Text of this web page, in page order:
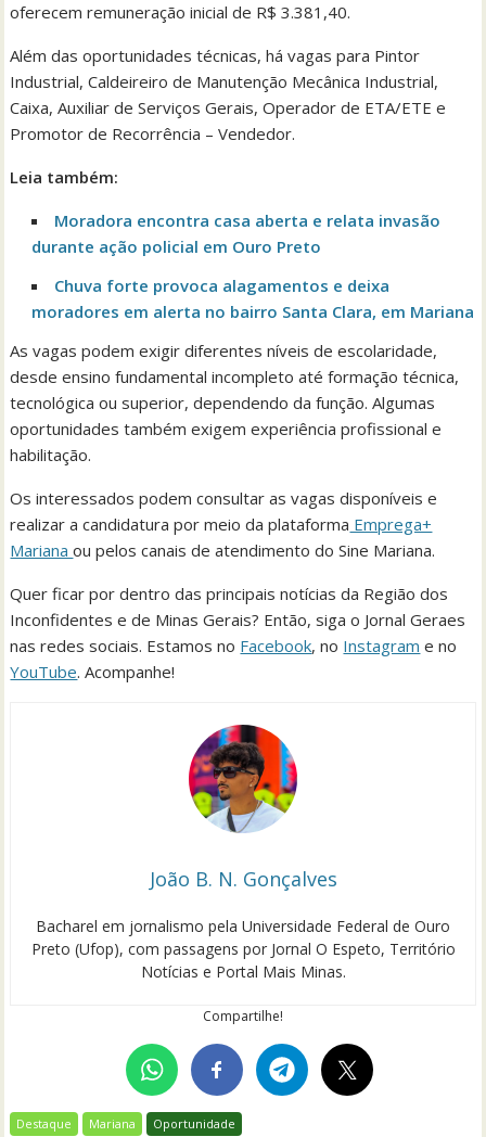
oferecem remuneração inicial de R$ 3.381,40.
Além das oportunidades técnicas, há vagas para Pintor
Industrial, Caldeireiro de Manutenção Mecânica Industrial,
Caixa, Auxiliar de Serviços Gerais, Operador de ETA/ETE e
Promotor de Recorrência – Vendedor.
Leia também:
Moradora encontra casa aberta e relata invasão
durante ação policial em Ouro Preto
Chuva forte provoca alagamentos e deixa
moradores em alerta no bairro Santa Clara, em Mariana
As vagas podem exigir diferentes níveis de escolaridade,
desde ensino fundamental incompleto até formação técnica,
tecnológica ou superior, dependendo da função. Algumas
oportunidades também exigem experiência profissional e
habilitação.
Os interessados podem consultar as vagas disponíveis e
realizar a candidatura por meio da plataforma Emprega+
Marianaou pelos canais de atendimento do Sine Mariana.
Quer ficar por dentro das principais notícias da Região dos
Inconfidentes e de Minas Gerais? Então, siga o Jornal Geraes
nas redes sociais. Estamos no Facebook, no Instagram e no
YouTube. Acompanhe!
João B. N. Gonçalves
Bacharel em jornalismo pela Universidade Federal de Ouro
Preto (Ufop), com passagens por Jornal O Espeto, Território
Notícias e Portal Mais Minas.
Compartilhe!
Destaque Mariana Oportunidade